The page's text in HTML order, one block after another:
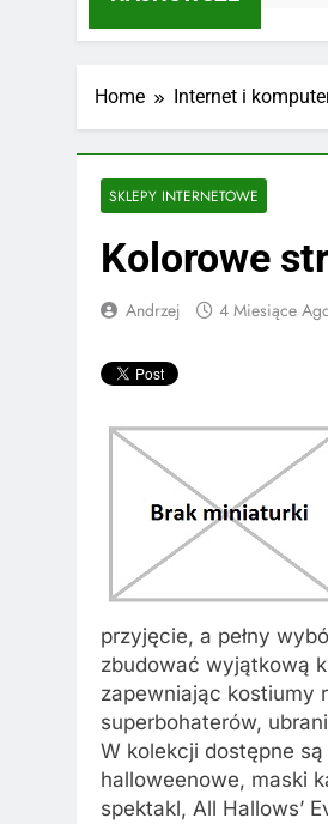
Home Internet i
SKLEPY INTERNETOWE
Kolorowe
Andrzej 4 Miesiące
przyjęcie, a pełny
zbudować wyjątkową
zapewniając kostiumy
superbohaterów,
W kolekcji dostępne
halloweenowe, maski
spektakl, All Hallows’